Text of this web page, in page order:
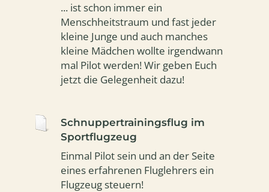
... ist schon immer ein
Menschheitstraum und fast jeder
kleine Junge und auch manches
kleine Mädchen wollte irgendwann
mal Pilot werden! Wir geben Euch
jetzt die Gelegenheit dazu!
Schnuppertrainingsflug im
Sportflugzeug
Einmal Pilot sein und an der Seite
eines erfahrenen Fluglehrers ein
Flugzeug steuern!